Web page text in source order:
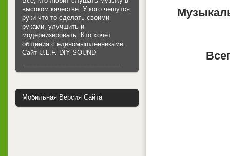
высоком качестве. У кого чешутся
руки что-то сделать своими
руками, улучшить и
модернизировать. Кто хочет
общения с единомышленниками.
Cайт U.L.F. DIY SOUND
Мобильная Версия Сайта